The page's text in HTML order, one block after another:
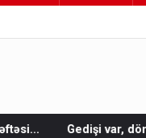
yox: Bakı-Tbilisi-